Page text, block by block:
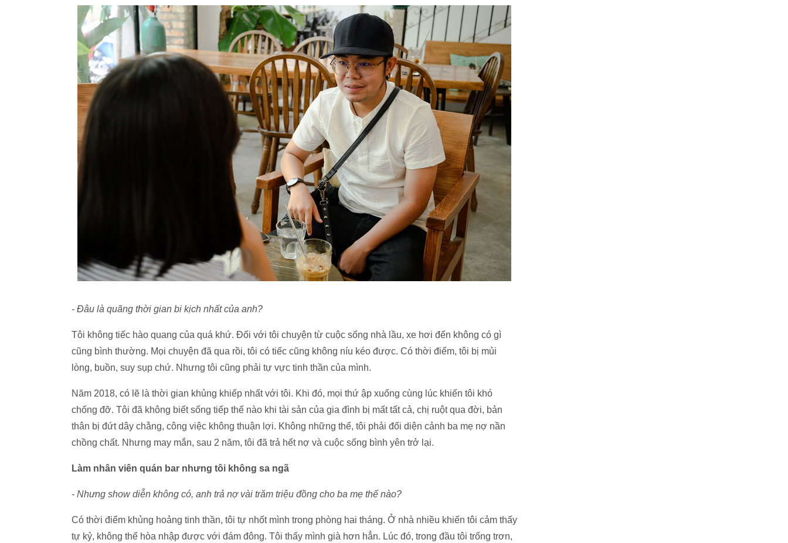
- Đâu là quãng thời gian bi kịch nhất của anh?
Tôi không tiếc hào quang của quá khứ. Đối với tôi chuyện từ cuộc sống nhà lầu, xe hơi đến không có gì
cũng bình thường. Mọi chuyện đã qua rồi, tôi có tiếc cũng không níu kéo được. Có thời điểm, tôi bị mủi
lòng, buồn, suy sụp chứ. Nhưng tôi cũng phải tự vực tinh thần của mình.
Năm 2018, có lẽ là thời gian khủng khiếp nhất với tôi. Khi đó, mọi thứ ập xuống cùng lúc khiến tôi khó
chống đỡ. Tôi đã không biết sống tiếp thế nào khi tài sản của gia đình bị mất tất cả, chị ruột qua đời, bản
thân bị đứt dây chằng, công việc không thuận lợi. Không những thế, tôi phải đối diện cảnh ba mẹ nợ nần
chồng chất. Nhưng may mắn, sau 2 năm, tôi đã trả hết nợ và cuộc sống bình yên trở lại.
Làm nhân viên quán bar nhưng tôi không sa ngã
- Nhưng show diễn không có, anh trả nợ vài trăm triệu đồng cho ba mẹ thế nào?
Có thời điểm khủng hoảng tinh thần, tôi tự nhốt mình trong phòng hai tháng. Ở nhà nhiều khiến tôi cảm thấy
tự kỷ, không thể hòa nhập được với đám đông. Tôi thấy mình già hơn hẳn. Lúc đó, trong đầu tôi trống trơn,